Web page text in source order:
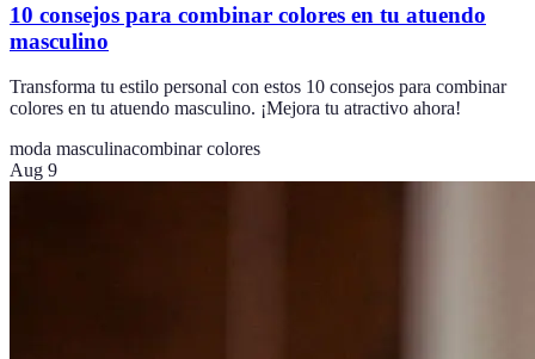
10 consejos para combinar colores en tu atuendo
masculino
Transforma tu estilo personal con estos 10 consejos para combinar
colores en tu atuendo masculino. ¡Mejora tu atractivo ahora!
moda masculinacombinar colores
Aug 9